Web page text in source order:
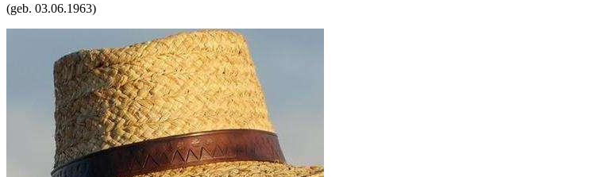
(geb. 03.06.1963)